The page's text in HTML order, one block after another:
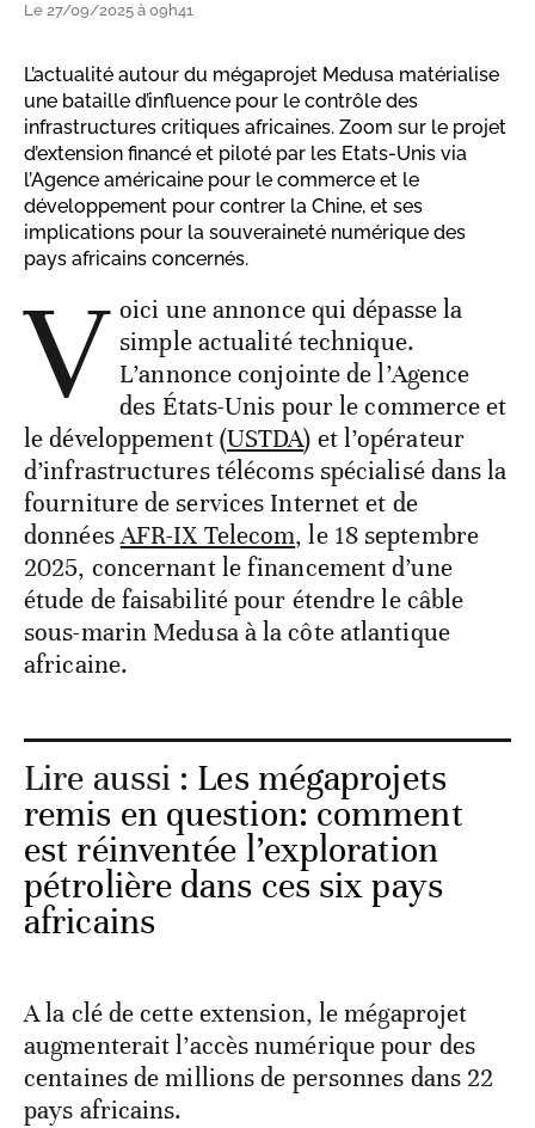
Le 27/09/2025 à 09h41
L’actualité autour du mégaprojet Medusa matérialise
une bataille d’influence pour le contrôle des
infrastructures critiques africaines. Zoom sur le projet
d’extension financé et piloté par les Etats-Unis via
l’Agence américaine pour le commerce et le
développement pour contrer la Chine, et ses
implications pour la souveraineté numérique des
pays africains concernés.
V oici une annonce qui dépasse la
simple actualité technique.
L’annonce conjointe de l’Agence
des États-Unis pour le commerce et
le développement (USTDA) et l’opérateur
d’infrastructures télécoms spécialisé dans la
fourniture de services Internet et de
donnéesAFR-IX Telecom, le 18 septembre
2025, concernant le financement d’une
étude de faisabilité pour étendre le câble
sous-marin Medusa à la côte atlantique
africaine.
Lire aussi : Les mégaprojets
remis en question: comment
est réinventée l’exploration
pétrolière dans ces six pays
africains
A la clé de cette extension, le mégaprojet
augmenterait l’accès numérique pour des
centaines de millions de personnes dans 22
pays africains.